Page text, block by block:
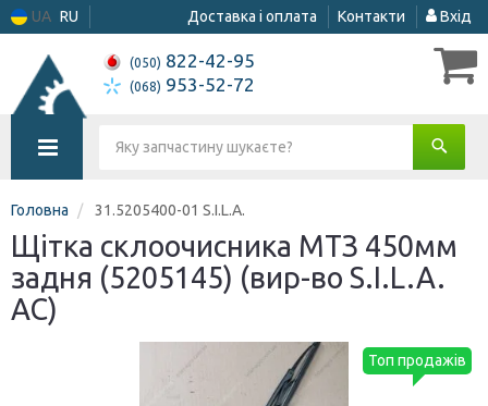
UA RU Доставка і оплата Контакти Вхід
(050) 822-42-95
(068) 953-52-72
Головна 31.5205400-01 S.I.L.A.
Щітка склоочисника МТЗ 450мм
задня (5205145) (вир-во S.I.L.A.
AC)
Топ продажів